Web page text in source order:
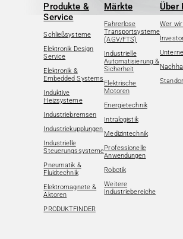
Produkte &
Service
Schließsysteme
Elektronik Design
Service
Elektronik &
Embedded Systems
Induktive
Heizsysteme
Industriebremsen
Industriekupplungen
Industrielle
Steuerungssysteme
Pneumatik &
Fluidtechnik
Elektromagnete &
Aktoren
PRODUKTFINDER
Märkte
Fahrerlose
Transportsysteme
(AGV/FTS)
Industrielle
Automatisierung &
Sicherheit
Elektrische
Motoren
Energietechnik
Intralogistik
Medizintechnik
Professionelle
Anwendungen
Robotik
Weitere
Industriebereiche
Über
Wer